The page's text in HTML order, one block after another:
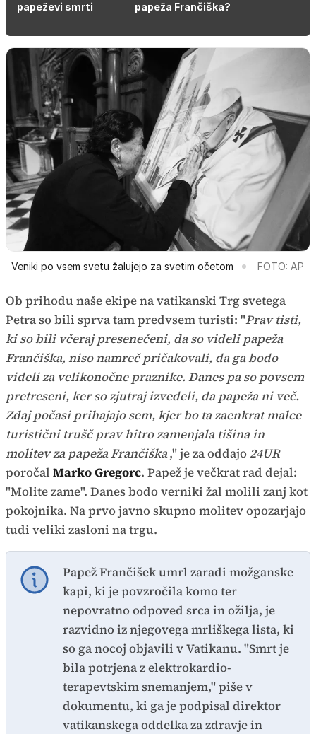
papeževi smrti
papeža Frančiška?
Veniki po vsem svetu žalujejo za svetim očetom FOTO: AP
Ob prihodu naše ekipe na vatikanski Trg svetega
Petra so bili sprva tam predvsem turisti: "Prav tisti,
ki so bili včeraj presenečeni, da so videli papeža
Frančiška, niso namreč pričakovali, da ga bodo
videli za velikonočne praznike. Danes pa so povsem
pretreseni, ker so zjutraj izvedeli, da papeža ni več.
Zdaj počasi prihajajo sem, kjer bo ta zaenkrat malce
turistični trušč prav hitro zamenjala tišina in
molitev za papeža Frančiška," je za oddajo 24UR
poročal Marko Gregorc. Papež je večkrat rad dejal:
"Molite zame". Danes bodo verniki žal molili zanj kot
pokojnika. Na prvo javno skupno molitev opozarjajo
tudi veliki zasloni na trgu.
Papež Frančišek umrl zaradi možganske
kapi, ki je povzročila komo ter
nepovratno odpoved srca in ožilja, je
razvidno iz njegovega mrliškega lista, ki
so ga nocoj objavili v Vatikanu. "Smrt je
bila potrjena z elektrokardio-
terapevtskim snemanjem," piše v
dokumentu, ki ga je podpisal direktor
vatikanskega oddelka za zdravje in